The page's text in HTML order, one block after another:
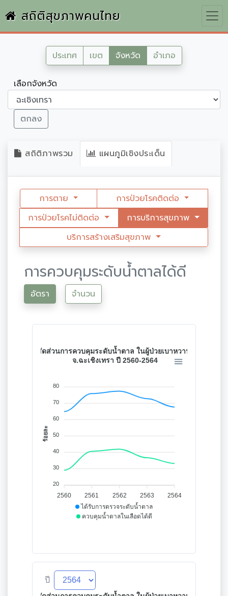
สถิติสุขภาพคนไทย
ประเทศ เขต จังหวัด อำเภอ
เลือกจังหวัด
ตกลง
สถิติภาพรวม แผนภูมิเชิงประเด็น
การตาย
การป่วยโรคติดต่อ
การป่วยโรคไม่ติดต่อ
การบริการสุขภาพ
บริการสร้างเสริมสุขภาพ
การควบคุมระดับน้ำตาลได้ดี
อัตรา จำนวน